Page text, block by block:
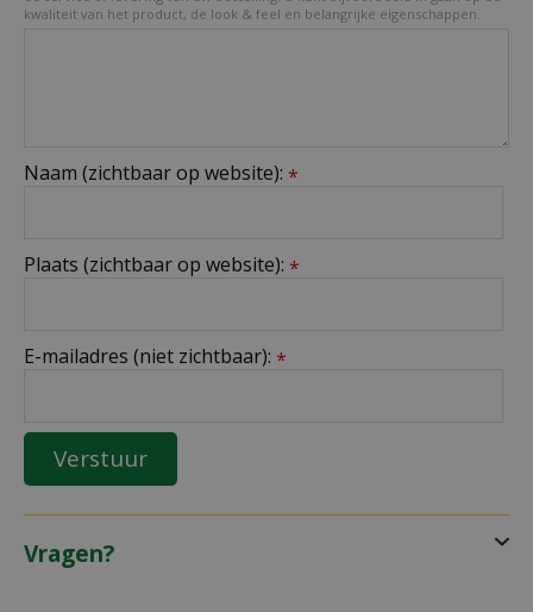
kwaliteit van het product, de look & feel en belangrijke eigenschappen.
Naam (zichtbaar op website): *
Plaats (zichtbaar op website): *
E-mailadres (niet zichtbaar): *
Vragen?